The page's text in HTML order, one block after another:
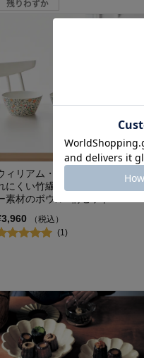
ィリアム・モリスデザイン 割
にくい竹繊維のボウル バンブ
素材のボウル3柄セット
（税込）
(1)